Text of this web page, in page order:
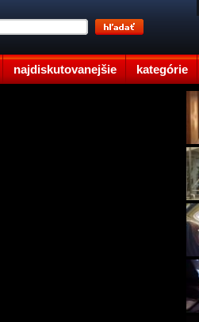
najdiskutovanejšie kategórie